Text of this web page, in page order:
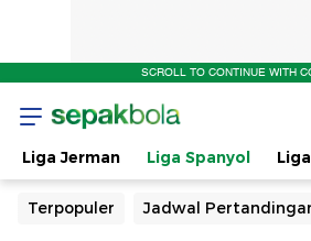
SCROLL TO CONTINUE WITH
Liga Jerman Liga Spanyol
Terpopuler Jadwal